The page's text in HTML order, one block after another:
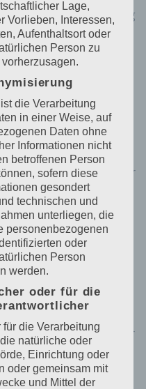
für die Verarbeitung
Zwecke erhoben
die Verarbeitung
an einen oder
beispielsweise einen
der die
ausschließlich
die dem für die
zuzurechnen ist,
der Internetseite des für
wird ferner die
(ISP) der betroffenen
das Datum sowie die
gespeichert. Die
erfolgt vor dem
Missbrauch unserer
und diese Daten im
Straftaten
Speicherung dieser
für die Verarbeitung
Eine Weitergabe dieser
nicht, sofern
besteht oder
dient.
Lage,
Vorlieben, Interessen,
Aufenthaltsort oder
Person zu
die Verarbeitung
in einer Weise, auf
Daten ohne
Informationen nicht
betroffenen Person
sofern diese
gesondert
technischen und
unterliegen, die
personenbezogenen
oder
Person
werden.
oder für die
die Verarbeitung
natürliche oder
Einrichtung oder
oder gemeinsam mit
und Mittel der